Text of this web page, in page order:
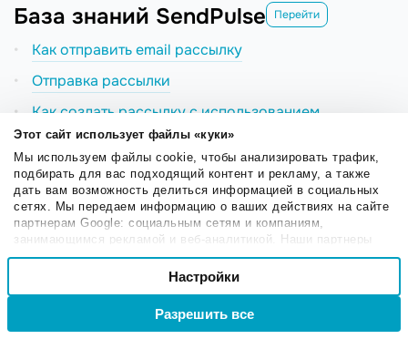
Этот сайт использует файлы «куки»
Мы используем файлы cookie, чтобы анализировать трафик,
подбирать для вас подходящий контент и рекламу, а также
дать вам возможность делиться информацией в социальных
сетях. Мы передаем информацию о ваших действиях на сайте
партнерам Google: социальным сетям и компаниям,
занимающимся рекламой и веб-аналитикой. Наши партнеры
могут комбинировать эти сведения с предоставленной вами
информацией, а также данными, которые они получили при
использовании вами их сервисов.
Выбор
Настроечные
Настройки
Разрешить все
База знаний SendPulse Перейти
Как отправить email рассылку
Отправка рассылки
Как создать рассылку с использованием
сегментации
Что такое умная персонализация и как ее
использовать
Сделайте A/B тестирование рассылок